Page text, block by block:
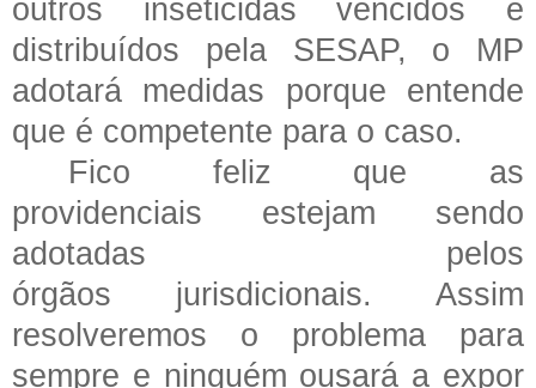
outros inseticidas vencidos e
distribuídos pela SESAP, o MP
adotará medidas porque entende
que é competente para o caso.
Fico feliz que as
providenciais estejam sendo
adotadas pelos
órgãos jurisdicionais. Assim
resolveremos o problema para
sempre e ninguém ousará a expor